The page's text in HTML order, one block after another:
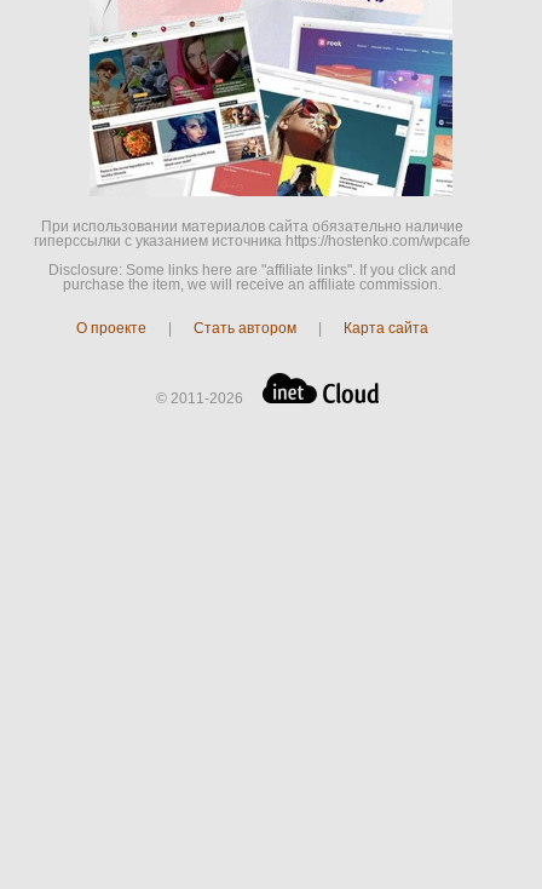
При использовании материалов сайта обязательно наличие
гиперссылки c указанием источника https://hostenko.com/wpcafe
Disclosure: Some links here are "affiliate links". If you click and
purchase the item, we will receive an affiliate commission.
О проекте | Стать автором | Карта сайта
© 2011-2026